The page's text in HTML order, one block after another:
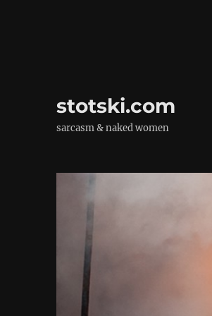
stotski.com
sarcasm & naked women